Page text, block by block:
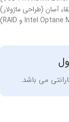
آسان (طراحی ماژولار)
می باشد.